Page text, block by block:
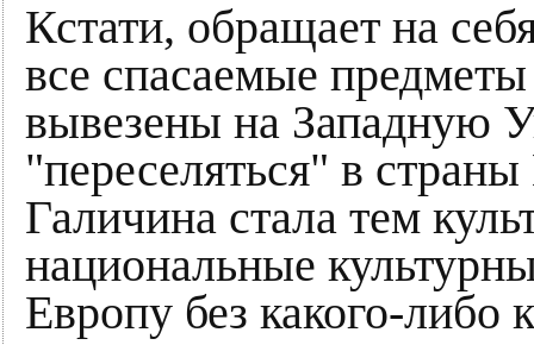
Кстати, обращает на
все спасаемые
вывезены на Западную
"переселяться" в
Галичина стала тем
национальные
Европу без какого-либо